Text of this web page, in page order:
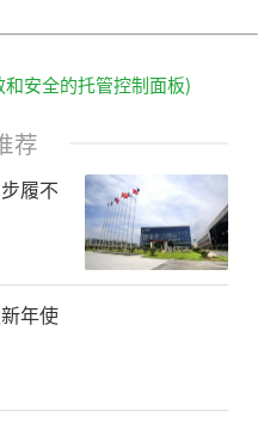
安全的托管控制面板)
荐
履不
年使